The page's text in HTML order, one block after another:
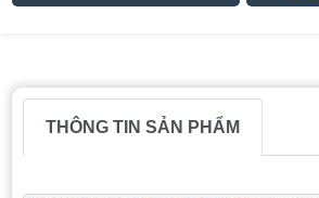
THÔNG TIN SẢN PHẨM